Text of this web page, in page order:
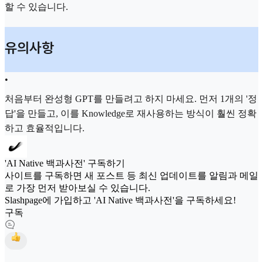
할 수 있습니다.
유의사항
•
처음부터 완성형 GPT를 만들려고 하지 마세요. 먼저 1개의 '정
답'을 만들고, 이를 Knowledge로 재사용하는 방식이 훨씬 정확
하고 효율적입니다.
'AI Native 백과사전' 구독하기
사이트를 구독하면 새 포스트 등 최신 업데이트를 알림과 메일
로 가장 먼저 받아보실 수 있습니다.
Slashpage에 가입하고 'AI Native 백과사전'을 구독하세요!
구독